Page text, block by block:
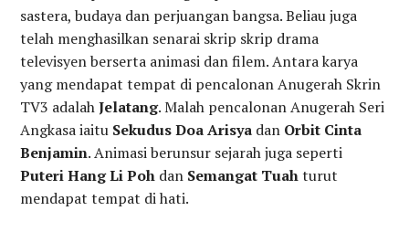
sastera, budaya dan perjuangan bangsa. Beliau juga
telah menghasilkan senarai skrip skrip drama
televisyen berserta animasi dan filem. Antara karya
yang mendapat tempat di pencalonan Anugerah Skrin
TV3 adalahJelatang. Malah pencalonan Anugerah Seri
Angkasa iaitu Sekudus Doa Arisya dan Orbit Cinta
Benjamin. Animasi berunsur sejarah juga seperti
Puteri Hang Li Poh dan Semangat Tuahturut
mendapat tempat di hati.